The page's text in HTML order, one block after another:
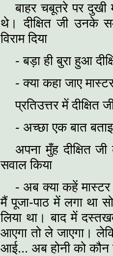
बाहर चबूतरे पर
थे। दीक्षित जी उनके
विराम दिया
- बड़ा ही बुरा हुआ
- क्या कहा जाए
प्रतिउत्तर में दीक्षित
- अच्छा एक बात
अपना मुँह दीक्षित
सवाल किया
- अब क्या कहें
मैं पूजा-पाठ में लगा था
लिया था। बाद में
आएगा तो ले जाएगा।
आई... अब होनी को